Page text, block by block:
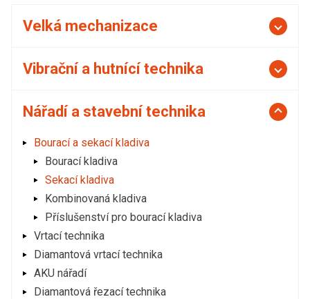
Velká mechanizace
Vibrační a hutnící technika
Nářadí a stavební technika
Bourací a sekací kladiva
Bourací kladiva
Sekací kladiva
Kombinovaná kladiva
Příslušenství pro bourací kladiva
Vrtací technika
Diamantová vrtací technika
AKU nářadí
Diamantová řezací technika